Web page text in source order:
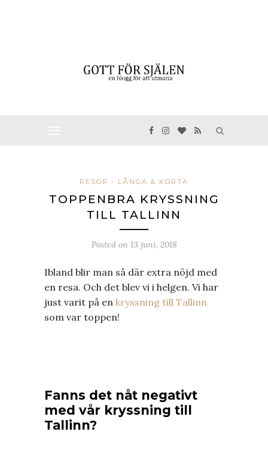
RESOR - LÅNGA & KORTA
TOPPENBRA KRYSSNING
TILL TALLINN
Posted on 13 juni, 2018
Ibland blir man så där extra nöjd med
en resa. Och det blev vi i helgen. Vi har
just varit på en kryssning till Tallinn
som var toppen!
Fanns det nåt negativt
med vår kryssning till
Tallinn?